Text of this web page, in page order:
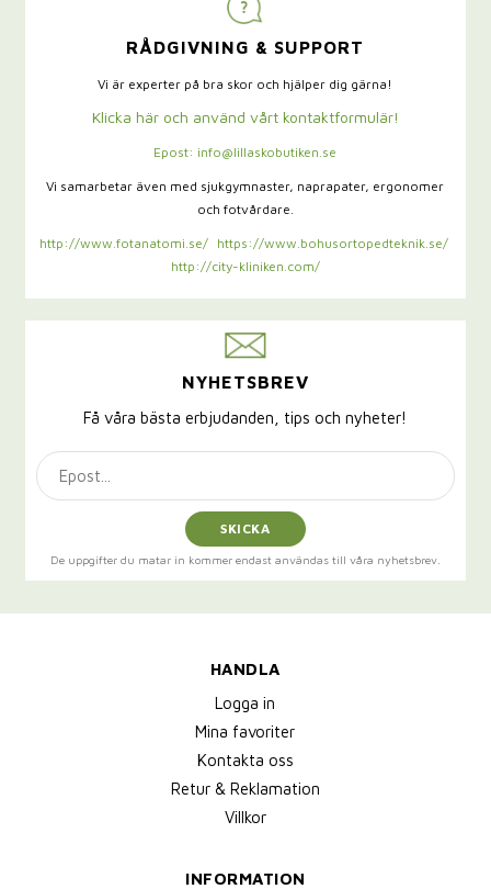
RÅDGIVNING & SUPPORT
Vi är experter på bra skor och hjälper dig gärna!
Klicka här och använd vårt kontaktformulär!
Epost: info@lillaskobutiken.se
Vi samarbetar även med sjukgymnaster, naprapater, ergonomer
och fotvårdare.
http://www.fotanatomi.se/
https://www.bohusortopedteknik.se/
http://city-kliniken.com/
NYHETSBREV
Få våra bästa erbjudanden, tips och nyheter!
SKICKA
De uppgifter du matar in kommer endast användas till våra nyhetsbrev.
HANDLA
Logga in
Mina favoriter
Kontakta oss
Retur & Reklamation
Villkor
INFORMATION